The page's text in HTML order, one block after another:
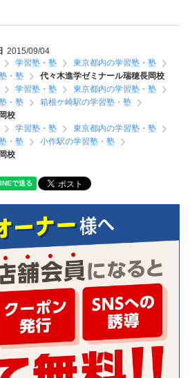
2015/09/04
学習塾・塾
東京都内の学習塾・塾
・塾
代々木進学ゼミナール瑞穂長岡校
学習塾・塾
東京都内の学習塾・塾
・塾
箱根ケ崎駅の学習塾・塾
校
学習塾・塾
東京都内の学習塾・塾
・塾
小作駅の学習塾・塾
校